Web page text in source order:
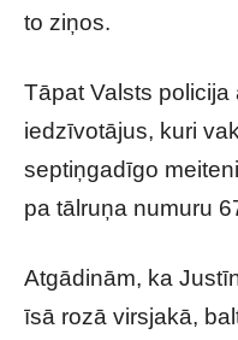
to ziņos.
Tāpat Valsts
iedzīvotājus, kuri
septiņgadīgo
pa tālruņa numuru
Atgādinām, ka
īsā rozā virsjakā,